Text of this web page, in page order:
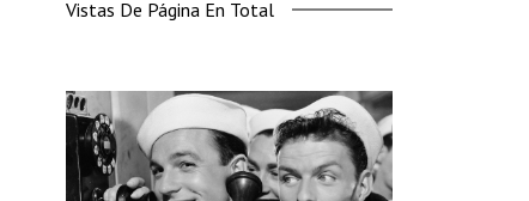
Vistas De Página En Total